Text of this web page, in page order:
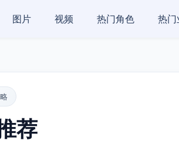
图片 视频 热门角色 热门
荐